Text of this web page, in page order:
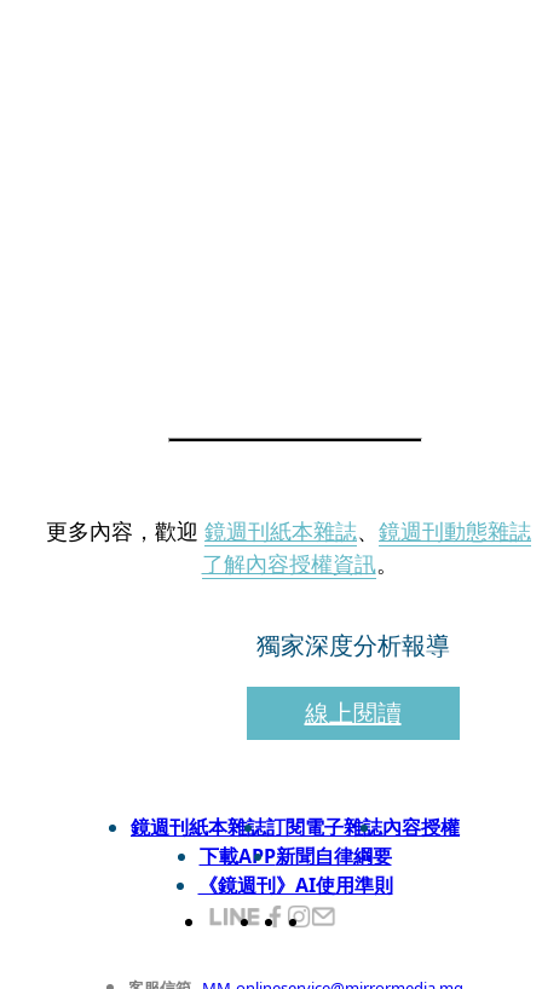
更多內容，歡迎 鏡週刊紙本雜誌、 鏡週刊動態雜誌
了解內容授權資訊。
獨家深度分析報導
線上閱讀
鏡週刊紙本雜誌訂閱電子雜誌內容授權
下載APP新聞自律綱要
《鏡週刊》AI使用準則